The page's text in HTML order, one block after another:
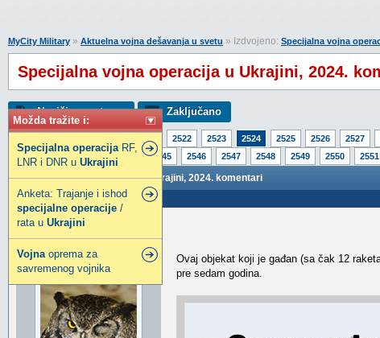
Možda tražite i:
Specijalna operacijaRF,
LNR i DNR u Ukrajini
Anketa: Trajanje i ishod
specijalne operacije /
rata u Ukrajini
Vojnaoprema za
savremenog vojnika
MyCity Military » Aktuelna vojna dešavanja u svetu » Izdvojeno: Specijalna vojna
Specijalna vojna operacija u Ukrajini, 2024.
Napiši novu temu Zaključano
2522 2523 2524 2525 2526 2527
2541
2542 2543 2544 2545 2546 2547 2548 2549 2550 2551
Specijalna vojna operacija u Ukrajini, 2024. komentari
Poslao: 20 Nov 2024 23:28
kunktator
Ovaj objekat koji je gađan (sa čak 12
pre sedam godina.